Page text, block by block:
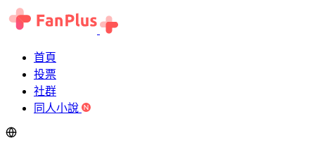
首頁
投票
社群
同人小說